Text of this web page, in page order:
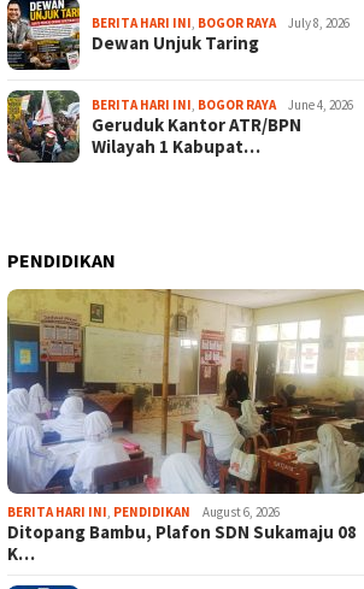
BERITA HARI INI BOGOR RAYA July 8, 2026
Dewan Unjuk Taring
BERITA HARI INI BOGOR RAYA June 4, 2026
Geruduk Kantor ATR/BPN
Wilayah 1 Kabupat…
PENDIDIKAN
BERITA HARI INI PENDIDIKAN August 6, 2026
Ditopang Bambu, Plafon SDN Sukamaju 08
K…